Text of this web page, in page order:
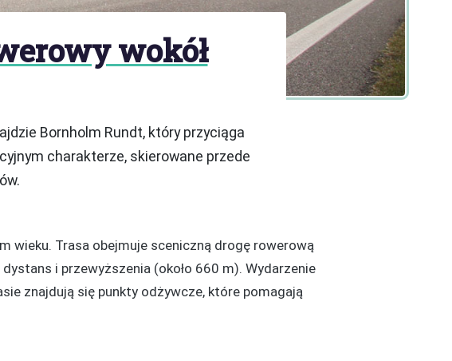
wokół
Bornholm Rundt, który przyciąga
charakterze, skierowane przede
wieku. Trasa obejmuje sceniczną drogę rowerową
i przewyższenia (około 660 m). Wydarzenie
znajdują się punkty odżywcze, które pomagają